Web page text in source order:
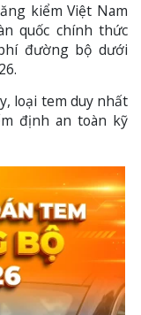
kiểm Việt Nam
quốc chính thức
đường bộ dưới
loại tem duy nhất
định an toàn kỹ